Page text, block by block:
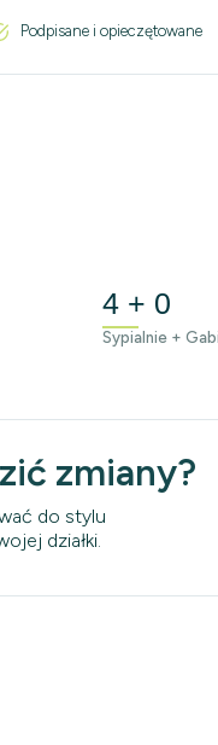
Podpisane i opieczętowane
4 + 0
Sypialnie +
zmiany?
do stylu
działki.